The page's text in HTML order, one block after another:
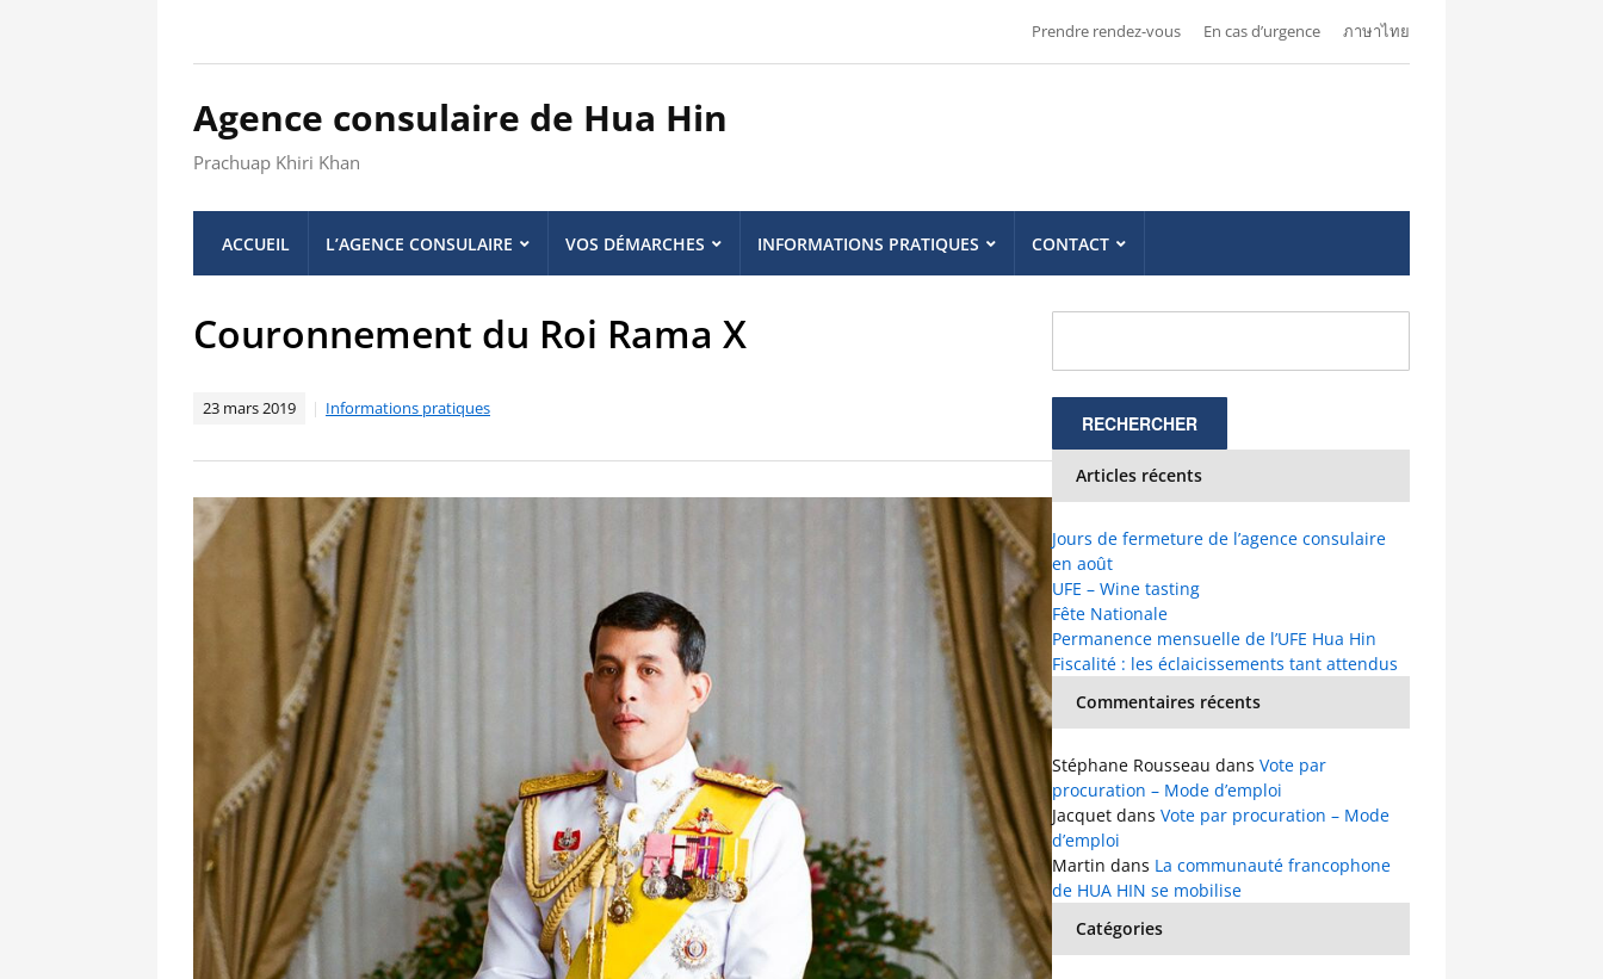
Prendre rendez-vous En cas d’urgence ภาษาไทย
Agence consulaire de Hua Hin
Prachuap Khiri Khan
ACCUEIL L’AGENCE CONSULAIRE VOS DÉMARCHES INFORMATIONS PRATIQUES CONTACT
Couronnement du Roi Rama X
23 mars 2019 Informations pratiques
Articles récents
Jours de fermeture de l’agence consulaire
en août
UFE – Wine tasting
Fête Nationale
Permanence mensuelle de l’UFE Hua Hin
Fiscalité : les éclaicissements tant attendus
Commentaires récents
Stéphane Rousseau dans Vote par
procuration – Mode d’emploi
Jacquet dans Vote par procuration – Mode
d’emploi
Martin dans La communauté francophone
de HUA HIN se mobilise
Catégories